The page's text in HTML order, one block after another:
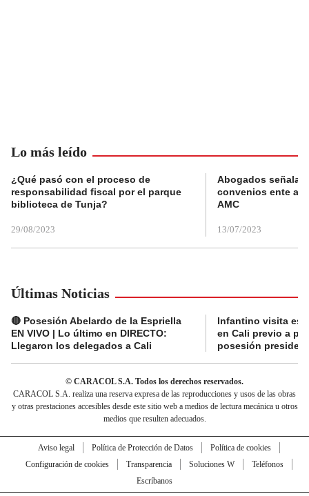
Lo más leído
¿Qué pasó con el proceso de
responsabilidad fiscal por el parque
biblioteca de Tunja?
29/08/2023
Abogados
convenios ente
AMC
13/07/2023
Últimas Noticias
🔴 Posesión Abelardo de la Espriella
EN VIVO | Lo último en DIRECTO:
Llegaron los delegados a Cali
Infantino visita
en Cali previo a
posesión
© CARACOL S.A. Todos los derechos reservados.
CARACOL S.A. realiza una reserva expresa de las reproducciones y usos de las obras
y otras prestaciones accesibles desde este sitio web a medios de lectura mecánica u otros
medios que resulten adecuados.
Aviso legal Política de Protección de Datos
Política de cookies
Configuración de cookies
Transparencia Soluciones W
Teléfonos
Escríbanos